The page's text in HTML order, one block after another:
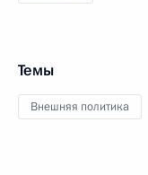
Темы
Внешняя политика